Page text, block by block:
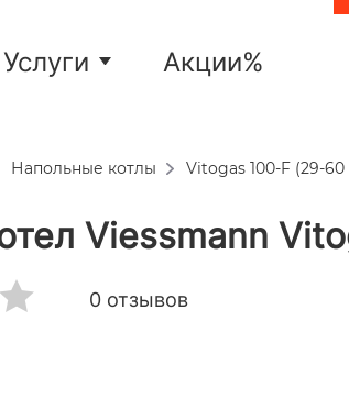
Услуги Акции%
Напольные котлы Vitogas 100-F (29-60
Viessmann
0 отзывов